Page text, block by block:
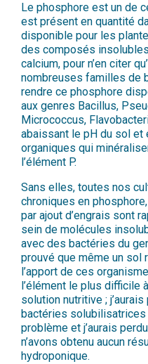
Le phosphore est un de
est présent en quantité
disponible pour les
des composés
calcium, pour n’en citer
nombreuses familles de
rendre ce phosphore
aux genres Bacillus,
Micrococcus,
abaissant le pH du sol et
organiques qui
l’élément P.
Sans elles, toutes nos
chroniques en
par ajout d’engrais sont
sein de molécules
avec des bactéries du
prouvé que même un sol
l’apport de ces
l’élément le plus difficile
solution nutritive ; j’aurais
bactéries
problème et j’aurais
n’avons obtenu aucun
hydroponique.